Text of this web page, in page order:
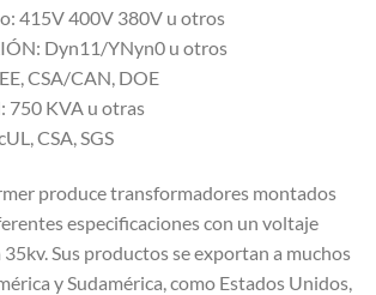
415V 400V 380V u otros
Dyn11/YNyn0 u otros
CSA/CAN, DOE
750 KVA u otras
CSA, SGS
produce transformadores montados
especificaciones con un voltaje
Sus productos se exportan a muchos
y Sudamérica, como Estados Unidos,